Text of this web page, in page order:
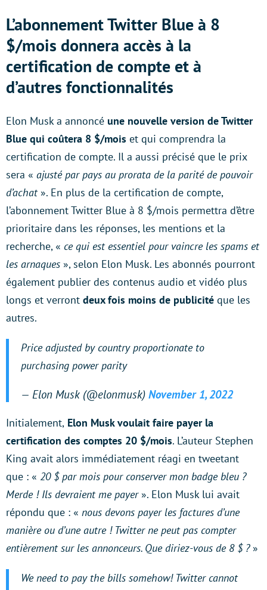
L’abonnement Twitter Blue à 8
$/mois donnera accès à la
certification de compte et à
d’autres fonctionnalités
Elon Musk a annoncé une nouvelle version de Twitter
Blue qui coûtera 8 $/mois et qui comprendra la
certification de compte. Il a aussi précisé que le prix
sera « ajusté par pays au prorata de la parité de pouvoir
d’achat ». En plus de la certification de compte,
l’abonnement Twitter Blue à 8 $/mois permettra d’être
prioritaire dans les réponses, les mentions et la
recherche, « ce qui est essentiel pour vaincre les spams et
les arnaques », selon Elon Musk. Les abonnés pourront
également publier des contenus audio et vidéo plus
longs et verront deux fois moins de publicité que les
autres.
Price adjusted by country proportionate to
purchasing power parity
— Elon Musk (@elonmusk) November 1, 2022
Initialement, Elon Musk voulait faire payer la
certification des comptes 20 $/mois. L’auteur Stephen
King avait alors immédiatement réagi en tweetant
que : « 20 $ par mois pour conserver mon badge bleu ?
Merde ! Ils devraient me payer». Elon Musk lui avait
répondu que : « nous devons payer les factures d’une
manière ou d’une autre ! Twitter ne peut pas compter
entièrement sur les annonceurs. Que diriez-vous de 8 $ ?»
We need to pay the bills somehow! Twitter cannot